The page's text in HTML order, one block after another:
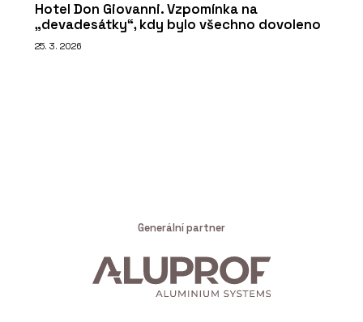
Hotel Don Giovanni. Vzpomínka na
„devadesátky“, kdy bylo všechno dovoleno
25. 3. 2026
Generální partner